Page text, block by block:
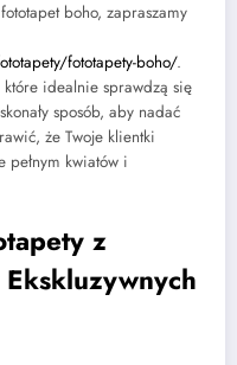
boho, zapraszamy
fototapety-boho/.
idealnie sprawdzą się
sposób, aby nadać
że Twoje klientki
pełnym kwiatów i
z